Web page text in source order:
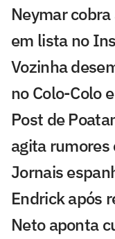
Neymar
em lista no
Vozinha
no Colo-Colo
Post de
agita rumores
Jornais
Endrick após
Neto aponta